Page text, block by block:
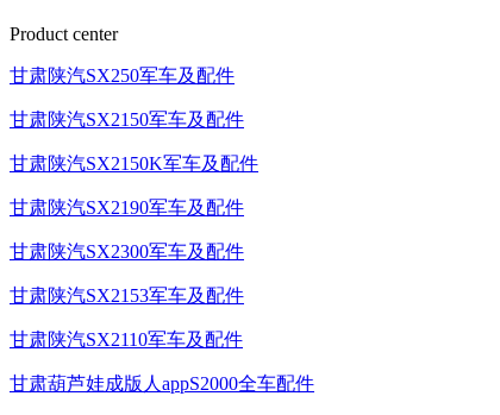
Product center
甘肃陕汽SX250军车及配件
甘肃陕汽SX2150军车及配件
甘肃陕汽SX2150K军车及配件
甘肃陕汽SX2190军车及配件
甘肃陕汽SX2300军车及配件
甘肃陕汽SX2153军车及配件
甘肃陕汽SX2110军车及配件
甘肃葫芦娃成版人appS2000全车配件